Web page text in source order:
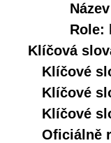
Role:
Klíčová
Klíčové
Klíčové
Klíčové
Oficiálně